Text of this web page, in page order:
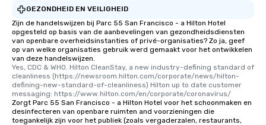
GEZONDHEID EN VEILIGHEID
Zijn de handelswijzen bij Parc 55 San Francisco - a Hilton Hotel
opgesteld op basis van de aanbevelingen van gezondheidsdiensten
van openbare overheidsinstanties of privé-organisaties? Zo ja, geef
op van welke organisaties gebruik werd gemaakt voor het ontwikkelen
van deze handelswijzen.
Yes, CDC & WHO. Hilton CleanStay, a new industry-defining standard of
cleanliness (https://newsroom.hilton.com/corporate/news/hilton-
defining-new-standard-of-cleanliness) Hilton up to date customer
messaging: https://www.hilton.com/en/corporate/coronavirus/
Zorgt Parc 55 San Francisco - a Hilton Hotel voor het schoonmaken en
desinfecteren van openbare ruimten and voorzieningen die
toegankelijk zijn voor het publiek (zoals vergaderzalen, restaurants,